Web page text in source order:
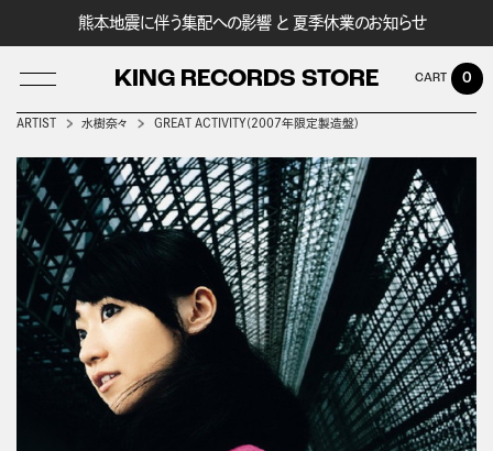
熊本地震に伴う集配への影響 と 夏季休業のお知らせ
KING RECORDS STORE
LOG IN
0
ARTIST 水樹奈々 GREAT ACTIVITY(2007年限定製造盤)